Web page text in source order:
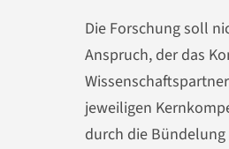
Die Forschung soll
Anspruch, der das
jeweiligen
durch die